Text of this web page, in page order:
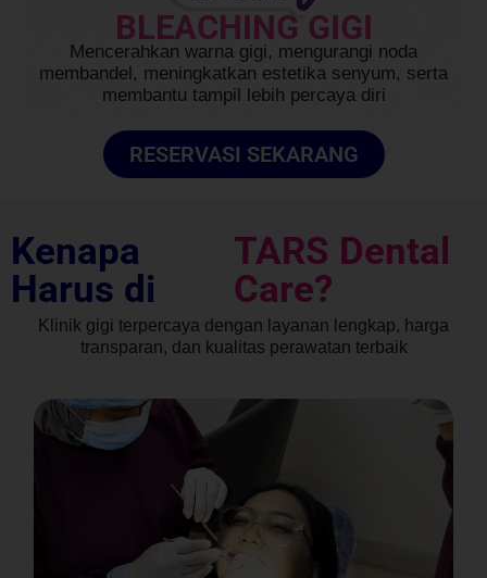
BLEACHING GIGI
Mencerahkan warna gigi, mengurangi noda
membandel, meningkatkan estetika senyum, serta
membantu tampil lebih percaya diri
RESERVASI SEKARANG
Kenapa
Harus di
TARS Dental
Care?
Klinik gigi terpercaya dengan layanan lengkap, harga
transparan, dan kualitas perawatan terbaik